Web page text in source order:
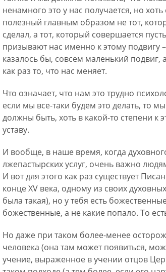
ненамного это у нас получается, но
полезный главным образом не тот,
сделал, а тот, который совершается
призывают нас именно к этому подвигу
казалось бы, совсем маленький подвиг,
как раз то, что нас меняет.
Что означает, что нам это трудно
если мы все-таки будем это делать, то
должны быть, хоть в какой-то степени к
уставу.
И вообще, в наше время, когда
лжепастырских услуг, очень важно
И вот для этого как раз существует
конце XV века, одному из своих
была такая), но у тебя есть
божественные, а не какие попало. То
Но даже при таком более-менее
человека (она там может появиться,
учение, выраженное в учении отцов